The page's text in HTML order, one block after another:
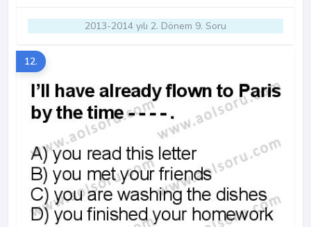
2013-2014 yılı 2. Dönem 9. Soru
12.